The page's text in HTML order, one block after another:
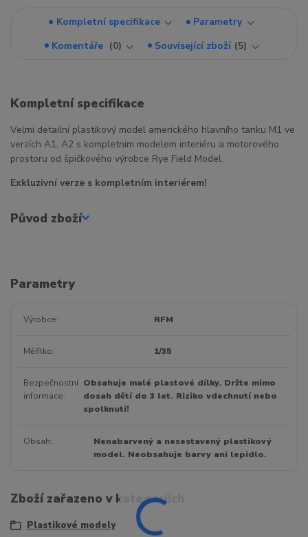
Kompletní specifikace
Parametry
Komentáře
0 Související zboží 5
Kompletní specifikace
Velmi detailní plastikový model amerického hlavního tanku M1 ve
verzích A1, A2 s kompletním modelem interiéru a motorového
prostoru od špičkového výrobce Rye Field Model.
Exkluzivní verze s kompletním interiérem!
Původ zboží
Parametry
Výrobce RFM
Měřítko 1/35
Bezpečnostní
informace
Obsahuje malé plastové dílky. Držte mimo
dosah dětí do 3 let. Riziko vdechnutí nebo
spolknutí!
Obsah
Nenabarvený a nesestavený plastikový
model. Neobsahuje barvy ani lepidlo.
Zboží zařazeno v kategoriích
Plastikové modely